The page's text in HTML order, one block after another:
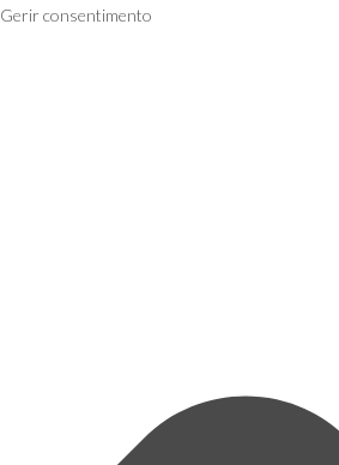
Gerir consentimento